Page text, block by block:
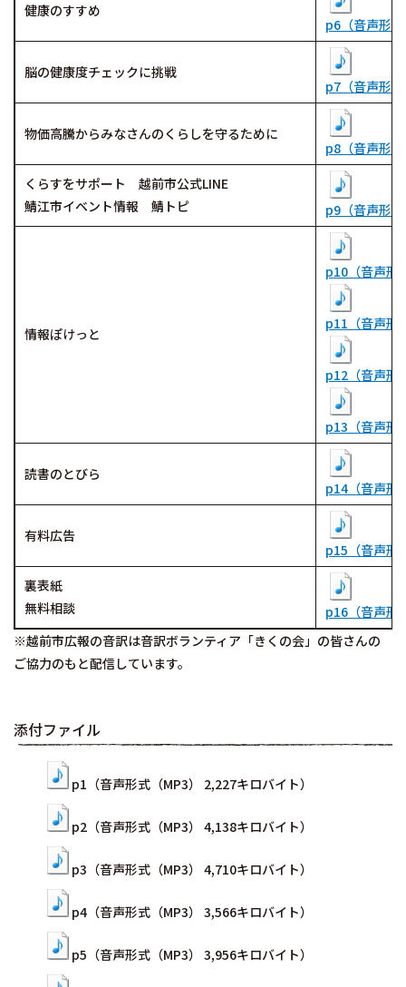
健康のすすめ
p6（音声形
脳の健康度チェックに挑戦
p7（音声形
物価高騰からみなさんのくらしを守るために
p8（音声形
くらすをサポート 越前市公式LINE
鯖江市イベント情報 鯖トピ
p9（音声形
情報ぽけっと
p10（音声形
p11（音声形
p12（音声形
p13（音声形
読書のとびら
p14（音声形
有料広告
p15（音声形
裏表紙
無料相談
p16（音声形
※越前市広報の音訳は音訳ボランティア「きくの会」の皆さんの
ご協力のもと配信しています。
添付ファイル
p1（音声形式（MP3） 2,227キロバイト）
p2（音声形式（MP3） 4,138キロバイト）
p3（音声形式（MP3） 4,710キロバイト）
p4（音声形式（MP3） 3,566キロバイト）
p5（音声形式（MP3） 3,956キロバイト）